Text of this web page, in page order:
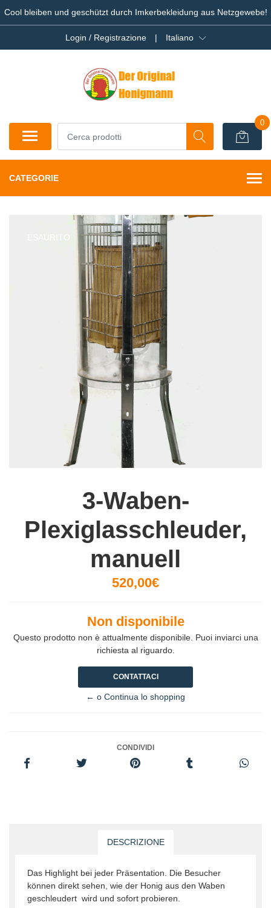
Cool bleiben und geschützt durch Imkerbekleidung aus Netzgewebe!
Login / Registrazione | Italiano
0
CATEGORIE
ESAURITO
3-Waben-
Plexiglasschleuder,
manuell
520,00€
Non disponibile
Questo prodotto non è attualmente disponibile. Puoi inviarci una
richiesta al riguardo.
CONTATTACI
← o Continua lo shopping
CONDIVIDI
DESCRIZIONE
Das Highlight bei jeder Präsentation. Die Besucher
können direkt sehen, wie der Honig aus den Waben
geschleudert wird und sofort probieren.